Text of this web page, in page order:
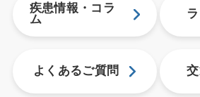
疾患情報・コラ
ム
よくあるご質問